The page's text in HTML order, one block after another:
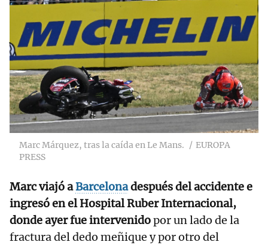
RELACIONADAS
Jorge Martín
recupera su mejor
versión
Marc Márquez, tras la caída en Le Mans.
EUROPA
PRESS
Marc viajó aBarcelonadespués del accidente e
ingresó en el Hospital Ruber Internacional,
donde ayer fue intervenidopor un lado de la
fractura del dedo meñique y por otro del